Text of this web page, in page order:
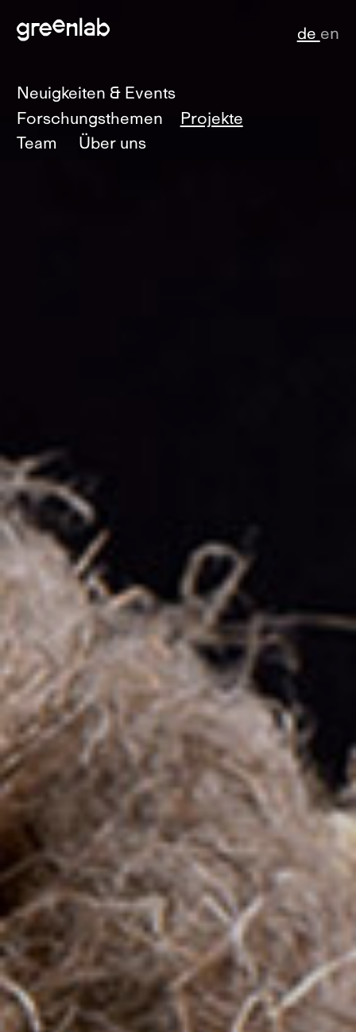
Neuigkeiten & Events
Forschungsthemen
Projekte
Team
Über uns
de en